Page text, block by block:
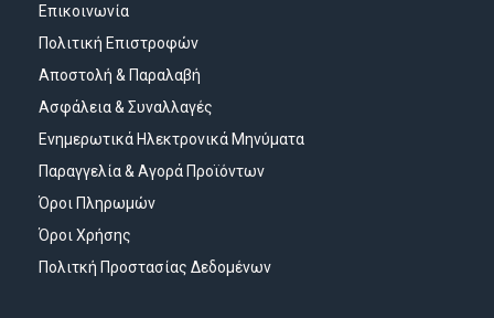
Επικοινωνία
Πολιτική Επιστροφών
Αποστολή & Παραλαβή
Ασφάλεια & Συναλλαγές
Ενημερωτικά Ηλεκτρονικά Μηνύματα
Παραγγελία & Αγορά Προϊόντων
Όροι Πληρωμών
Όροι Χρήσης
Πολιτκή Προστασίας Δεδομένων